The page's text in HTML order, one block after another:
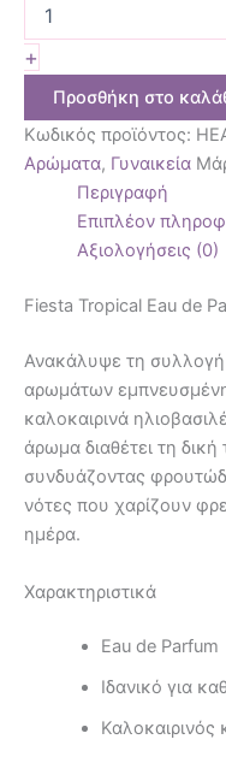
+
Προσθήκη στο
Κωδικός προϊόντος:
Αρώματα, Γυναικεία
Περιγραφή
Επιπλέον
Αξιολογήσεις (0)
Fiesta Tropical Eau de
Ανακάλυψε τη συλλογή
αρωμάτων
καλοκαιρινά
άρωμα διαθέτει τη
συνδυάζοντας
νότες που χαρίζουν
ημέρα.
Χαρακτηριστικά
Eau de Parfum
Ιδανικό για
Καλοκαιρινός